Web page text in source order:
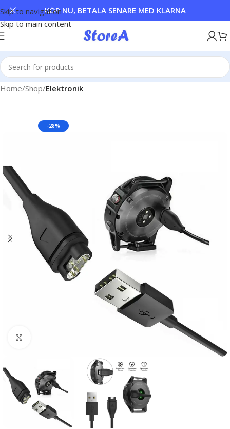
Skip to navigation
Skip to main content
KÖP NU, BETALA SENARE MED KLARNA
Home Shop Elektronik
-28%